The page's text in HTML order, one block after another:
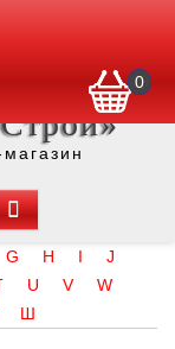
0
G H I
J
U V
W
Ш